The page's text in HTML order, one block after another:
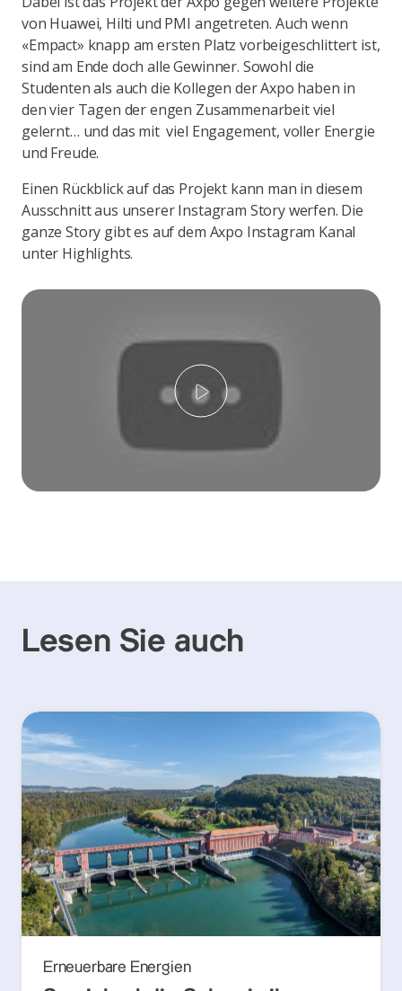
von Huawei, Hilti und PMI angetreten. Auch wenn
«Empact» knapp am ersten Platz vorbeigeschlittert ist,
sind am Ende doch alle Gewinner. Sowohl die
Studenten als auch die Kollegen der Axpo haben in
den vier Tagen der engen Zusammenarbeit viel
gelernt… und das mit viel Engagement, voller Energie
und Freude.
Einen Rückblick auf das Projekt kann man in diesem
Ausschnitt aus unserer Instagram Story werfen. Die
ganze Story gibt es auf dem Axpo Instagram Kanal
unter Highlights.
Abspielen
Lesen Sie auch
Erneuerbare Energien